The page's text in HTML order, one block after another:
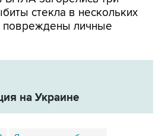
на Украине
Ярославская область